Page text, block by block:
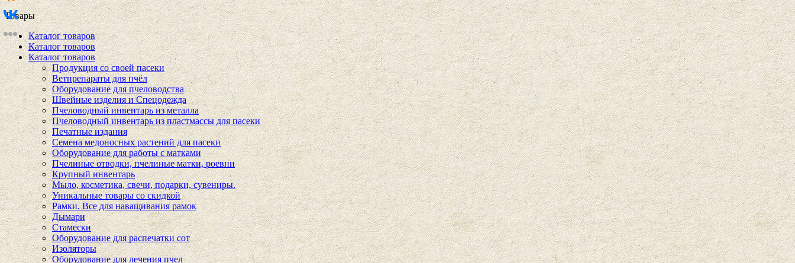
Товары
Каталог товаров
Каталог товаров
Каталог товаров
Продукция со своей пасеки
Ветпрепараты для пчёл
Оборудование для пчеловодства
Швейные изделия и Спецодежда
Пчеловодный инвентарь из металла
Пчеловодный инвентарь из пластмассы для пасеки
Печатные издания
Семена медоносных растений для пасеки
Оборудование для работы с матками
Пчелиные отводки, пчелиные матки, роевни
Крупный инвентарь
Мыло, косметика, свечи, подарки, сувениры.
Уникальные товары со скидкой
Рамки. Все для наващивания рамок
Дымари
Стамески
Оборудование для распечатки сот
Изоляторы
Оборудование для лечения пчел